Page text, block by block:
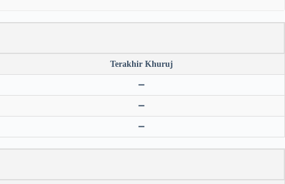
Terakhir Khuruj
➖
➖
➖